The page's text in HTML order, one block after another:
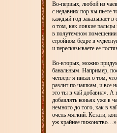
Во-первых, любой из
с недавних пор вы пьете
каждый год заказывает
о том, как ловкие
в полутемном помещении
стройном бедре в
и пересказываете ее
Во-вторых, можно
банальным. Например,
четверг я писал о том,
разлит по чашкам, и все
это ты в чай добавил». А
добавлять коньяк уже в
немного до того, как в
очень мягкий. Кстати,
уж крайнее пижонство…»